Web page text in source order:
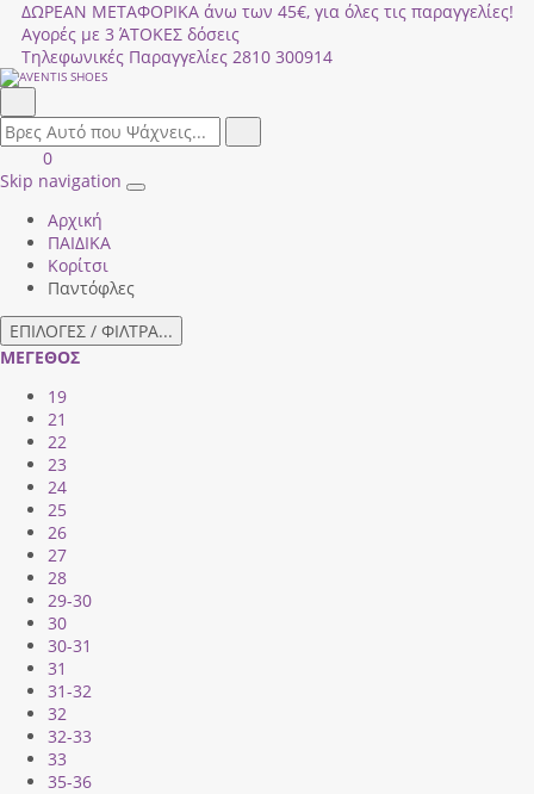
ΔΩΡΕΑΝ ΜΕΤΑΦΟΡΙΚΑ άνω των 45€, για όλες τις παραγγελίες!
Αγορές με 3 ΆΤΟΚΕΣ δόσεις
Τηλεφωνικές Παραγγελίες 2810 300914
field.search
Είσοδος
|
ΚΑΛΑΘΙ
ΑΓΟΡΩΝ
0
Skip navigation
Toggle
Αρχική
ΠΑΙΔΙΚΑ
Κορίτσι
Παντόφλες
ΕΠΙΛΟΓΕΣ / ΦΙΛΤΡΑ...
ΜΕΓΕΘΟΣ
19
21
22
23
24
25
26
27
28
29-30
30
30-31
31
31-32
32
32-33
33
35-36